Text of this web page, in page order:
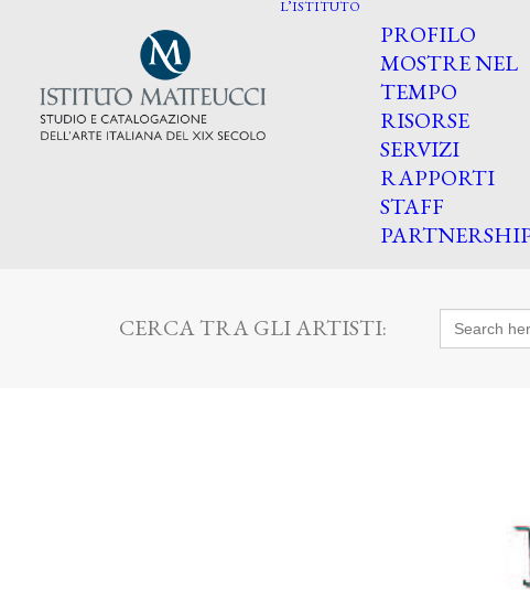
L’ISTITUTO
PROFILO
MOSTRE NEL
TEMPO
RISORSE
SERVIZI
RAPPORTI
STAFF
CERCA TRA GLI ARTISTI: Search
for: